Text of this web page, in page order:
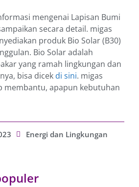
mengenai Lapisan Bumi
secara detail. migas
produk Bio Solar (B30)
Bio Solar adalah
yang ramah lingkungan dan
bisa dicek di sini. migas
membantu, apapun kebutuhan
Energi dan Lingkungan